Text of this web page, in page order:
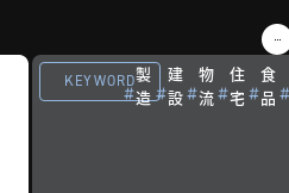
KEYWORD製
造
建
設
物
流
住
宅
食
品
ジネス
成長戦